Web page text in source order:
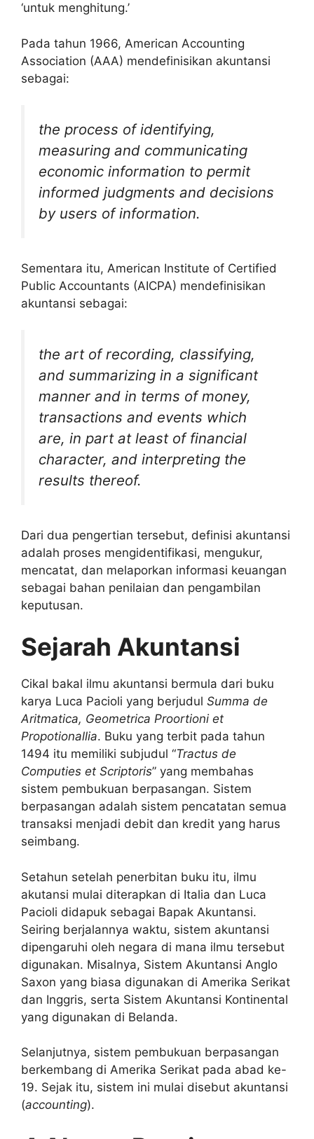
‘untuk menghitung.’
Pada tahun 1966, American Accounting
Association (AAA) mendefinisikan akuntansi
sebagai:
the process of identifying,
measuring and communicating
economic information to permit
informed judgments and decisions
by users of information.
Sementara itu, American Institute of Certified
Public Accountants (AICPA) mendefinisikan
akuntansi sebagai:
the art of recording, classifying,
and summarizing in a significant
manner and in terms of money,
transactions and events which
are, in part at least of financial
character, and interpreting the
results thereof.
Dari dua pengertian tersebut, definisi akuntansi
adalah proses mengidentifikasi, mengukur,
mencatat, dan melaporkan informasi keuangan
sebagai bahan penilaian dan pengambilan
keputusan.
Sejarah Akuntansi
Cikal bakal ilmu akuntansi bermula dari buku
karya Luca Pacioli yang berjudul Summa de
Aritmatica, Geometrica Proortioni et
Propotionallia. Buku yang terbit pada tahun
1494 itu memiliki subjudul “Tractus de
Computies et Scriptoris” yang membahas
sistem pembukuan berpasangan. Sistem
berpasangan adalah sistem pencatatan semua
transaksi menjadi debit dan kredit yang harus
seimbang.
Setahun setelah penerbitan buku itu, ilmu
akutansi mulai diterapkan di Italia dan Luca
Pacioli didapuk sebagai Bapak Akuntansi.
Seiring berjalannya waktu, sistem akuntansi
dipengaruhi oleh negara di mana ilmu tersebut
digunakan. Misalnya, Sistem Akuntansi Anglo
Saxon yang biasa digunakan di Amerika Serikat
dan Inggris, serta Sistem Akuntansi Kontinental
yang digunakan di Belanda.
Selanjutnya, sistem pembukuan berpasangan
berkembang di Amerika Serikat pada abad ke-
19. Sejak itu, sistem ini mulai disebut akuntansi
(accounting).